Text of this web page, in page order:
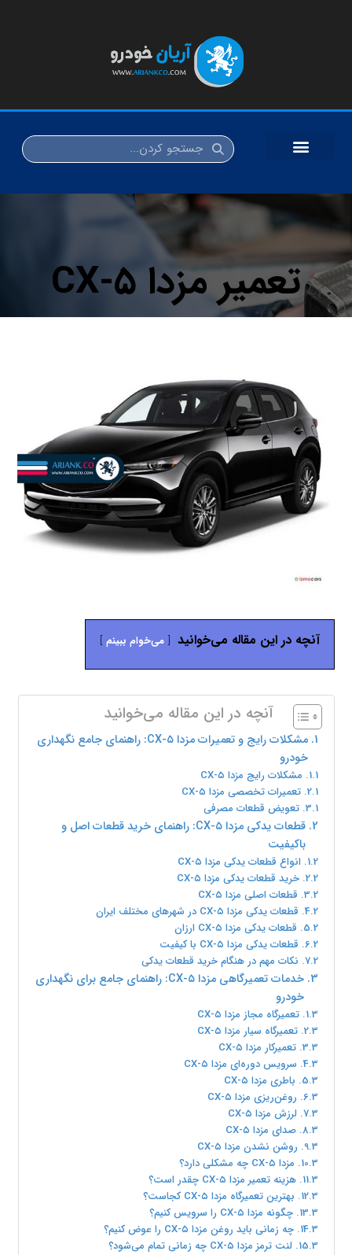
تعمیر مزدا CX-۵
آنچه در این مقاله می‌خوانید می‌خوام ببینم
آنچه در این مقاله می‌خوانید
مشکلات رایج و تعمیرات مزدا CX-۵: راهنمای جامع نگهداری
خودرو
مشکلات رایج مزدا CX-۵
تعمیرات تخصصی مزدا CX-۵
تعویض قطعات مصرفی
قطعات یدکی مزدا CX-۵: راهنمای خرید قطعات اصل و
باکیفیت
انواع قطعات یدکی مزدا CX-۵
خرید قطعات یدکی مزدا CX-۵
قطعات اصلی مزدا CX-۵
قطعات یدکی مزدا CX-۵ در شهرهای مختلف ایران
قطعات یدکی مزدا CX-۵ ارزان
قطعات یدکی مزدا CX-۵ با کیفیت
نکات مهم در هنگام خرید قطعات یدکی
خدمات تعمیرگاهی مزدا CX-۵: راهنمای جامع برای نگهداری
خودرو
تعمیرگاه مجاز مزدا CX-۵
تعمیرگاه سیار مزدا CX-۵
تعمیرکار مزدا CX-۵
سرویس دوره‌ای مزدا CX-۵
باطری مزدا CX-۵
روغن‌ریزی مزدا CX-۵
لرزش مزدا CX-۵
صدای مزدا CX-۵
روشن نشدن مزدا CX-۵
مزدا CX-۵ چه مشکلی دارد؟
هزینه تعمیر مزدا CX-۵ چقدر است؟
بهترین تعمیرگاه مزدا CX-۵ کجاست؟
چگونه مزدا CX-۵ را سرویس کنیم؟
چه زمانی باید روغن مزدا CX-۵ را عوض کنیم؟
لنت ترمز مزدا CX-۵ چه زمانی تمام می‌شود؟